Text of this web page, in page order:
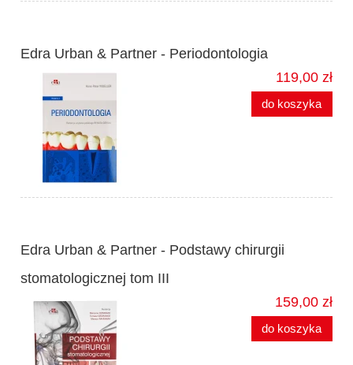
Edra Urban & Partner - Periodontologia
119,00 zł
do koszyka
Edra Urban & Partner - Podstawy chirurgii
stomatologicznej tom III
159,00 zł
do koszyka